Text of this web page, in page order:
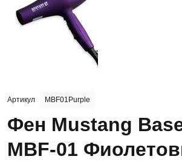
Артикул MBF01Purple
Фен Mustang
MBF-01